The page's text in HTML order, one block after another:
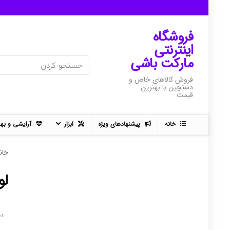
فروشگاه
اینترنتی
مارکت باشی
فروش کالاهای خاص و
دستچین با بهترین
قیمت
خانه پیشنهادهای ویژه ابزار آرایشی و